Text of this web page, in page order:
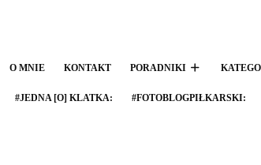
O MNIE KONTAKT PORADNIKI
#JEDNA [O] KLATKA: #FOTOBLOGPIŁKARSKI: